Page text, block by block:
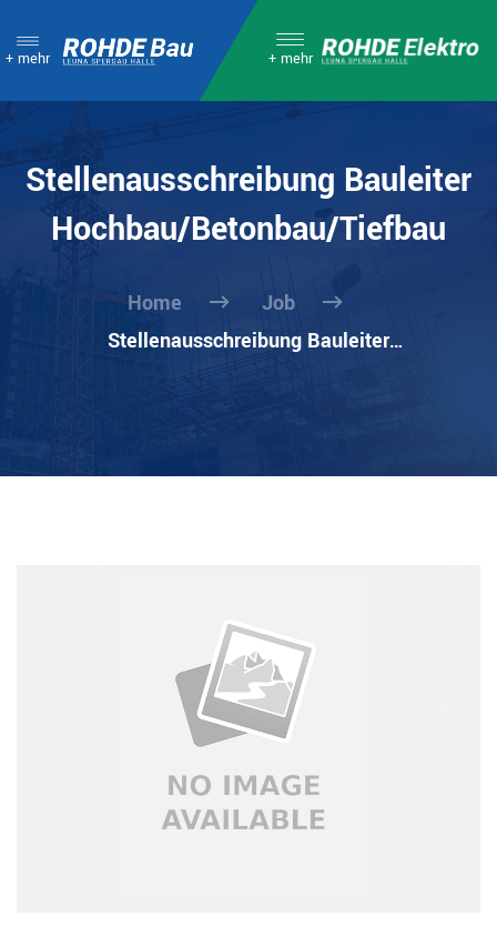
+ mehr + mehr
Stellenausschreibung Bauleiter
Hochbau/Betonbau/Tiefbau
Home
Job
Stellenausschreibung Bauleiter